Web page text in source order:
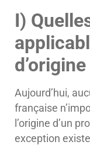
I)
d’origine
Aujourd’hui,
française
l’origine d’un
exception